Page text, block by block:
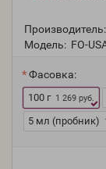
Производитель:
Модель: FO-
Фасовка:
100 г 1 269 руб.
5 мл (пробник)